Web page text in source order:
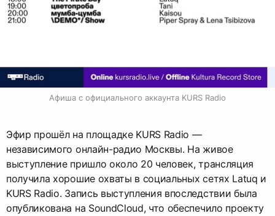
Афиша с официального аккаунта KURS Radio
Эфир прошёл на площадке KURS Radio —
независимого онлайн-радио Москвы. На живое
выступление пришло около 20 человек, трансляция
получила хорошие охваты в социальных сетях Latuq и
KURS Radio. Запись выступления впоследствии была
опубликована на SoundCloud, что обеспечило проекту